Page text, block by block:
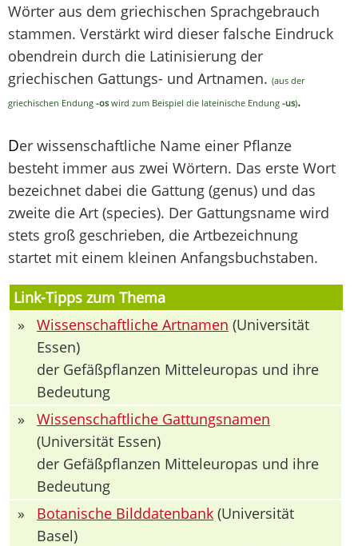
Wörter aus dem griechischen Sprachgebrauch
stammen. Verstärkt wird dieser falsche Eindruck
obendrein durch die Latinisierung der
griechischen Gattungs- und Artnamen. (aus der
griechischen Endung -os wird zum Beispiel die lateinische Endung -us).
Der wissenschaftliche Name einer Pflanze
besteht immer aus zwei Wörtern. Das erste Wort
bezeichnet dabei die Gattung (genus) und das
zweite die Art (species). Der Gattungsname wird
stets groß geschrieben, die Artbezeichnung
startet mit einem kleinen Anfangsbuchstaben.
Link-Tipps zum Thema
»
Wissenschaftliche Artnamen (Universität
Essen)
der Gefäßpflanzen Mitteleuropas und ihre
Bedeutung
»
Wissenschaftliche Gattungsnamen
(Universität Essen)
der Gefäßpflanzen Mitteleuropas und ihre
Bedeutung
»
Botanische Bilddatenbank (Universität
Basel)